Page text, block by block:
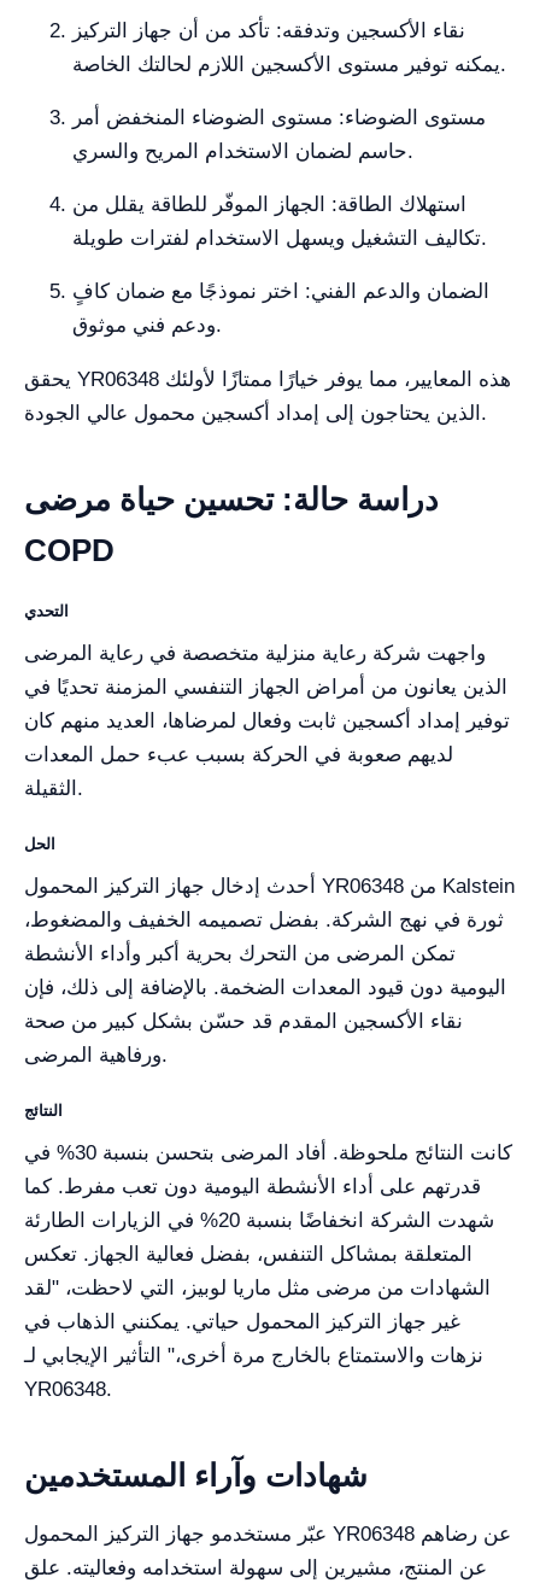
نقاء الأكسجين وتدفقه: تأكد من أن جهاز التركيز
يمكنه توفير مستوى الأكسجين اللازم لحالتك الخاصة.
مستوى الضوضاء: مستوى الضوضاء المنخفض أمر
حاسم لضمان الاستخدام المريح والسري.
استهلاك الطاقة: الجهاز الموفّر للطاقة يقلل من
تكاليف التشغيل ويسهل الاستخدام لفترات طويلة.
الضمان والدعم الفني: اختر نموذجًا مع ضمان كافٍ
ودعم فني موثوق.
يحقق YR06348 هذه المعايير، مما يوفر خيارًا ممتازًا لأولئك
الذين يحتاجون إلى إمداد أكسجين محمول عالي الجودة.
دراسة حالة: تحسين حياة مرضى
COPD
التحدي
واجهت شركة رعاية منزلية متخصصة في رعاية المرضى
الذين يعانون من أمراض الجهاز التنفسي المزمنة تحديًا في
توفير إمداد أكسجين ثابت وفعال لمرضاها، العديد منهم كان
لديهم صعوبة في الحركة بسبب عبء حمل المعدات
الثقيلة.
الحل
أحدث إدخال جهاز التركيز المحمول YR06348 من Kalstein
ثورة في نهج الشركة. بفضل تصميمه الخفيف والمضغوط،
تمكن المرضى من التحرك بحرية أكبر وأداء الأنشطة
اليومية دون قيود المعدات الضخمة. بالإضافة إلى ذلك، فإن
نقاء الأكسجين المقدم قد حسّن بشكل كبير من صحة
ورفاهية المرضى.
النتائج
كانت النتائج ملحوظة. أفاد المرضى بتحسن بنسبة 30% في
قدرتهم على أداء الأنشطة اليومية دون تعب مفرط. كما
شهدت الشركة انخفاضًا بنسبة 20% في الزيارات الطارئة
المتعلقة بمشاكل التنفس، بفضل فعالية الجهاز. تعكس
الشهادات من مرضى مثل ماريا لوبيز، التي لاحظت، "لقد
غير جهاز التركيز المحمول حياتي. يمكنني الذهاب في
نزهات والاستمتاع بالخارج مرة أخرى،" التأثير الإيجابي لـ
YR06348.
شهادات وآراء المستخدمين
عبّر مستخدمو جهاز التركيز المحمول YR06348 عن رضاهم
عن المنتج، مشيرين إلى سهولة استخدامه وفعاليته. علق